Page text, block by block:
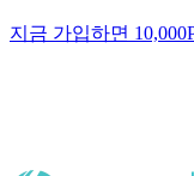
지금 가입하면